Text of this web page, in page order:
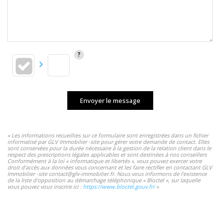
Envoyer le message
« Les informations recueillies sur ce formulaire sont enregistrées dans un fichier
informatisé par GLV Immobilier -site pour gérer votre demande de contact. Elles
sont conservées pour la durée nécessaire à la gestion de la relation client dans le
respect des prescriptions légales applicables et sont destinées à nos conseillers
Conformément à la loi « informatique et libertés », vous pouvez exercer votre
droit d'accès aux données vous concernant et les faire rectifier en contactant GLV
Immobilier -site contact@glv-immobilier.fr. Nous vous informons de l'existence
de la liste d'opposition au démarchage téléphonique « Bloctel », sur laquelle
vous pouvez vous inscrire ici : https://www.bloctel.gouv.fr/»